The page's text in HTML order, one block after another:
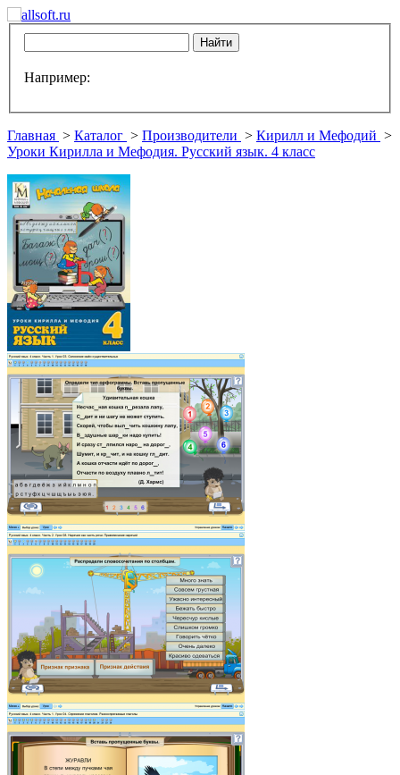
Например:
Главная > Каталог > Производители > Кирилл и Мефодий >
Уроки Кирилла и Мефодия. Русский язык. 4 класс